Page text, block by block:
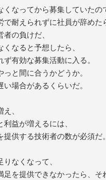
くなってから募集していたの
で耐えられずに社員が辞めた
者の負けだ、
くなると予想したら、
ず有効な募集活動に入る。
っと間に合うかどうか。
い場合があるくらいだ。
、
利益が増えるには、
提供する技術者の数が必須だ。
りなくなって、
足を提供できなかったら、そ